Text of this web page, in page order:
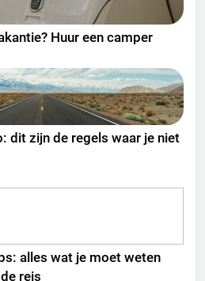
Huur een camper
dit zijn de regels waar je niet
alles wat je moet weten
reis